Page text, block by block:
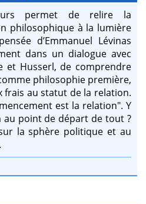
permet de relire la
philosophique à la lumière
d’Emmanuel Lévinas
dans un dialogue avec
et Husserl, de comprendre
philosophie première,
frais au statut de la relation.
est la relation". Y
au point de départ de tout ?
la sphère politique et au